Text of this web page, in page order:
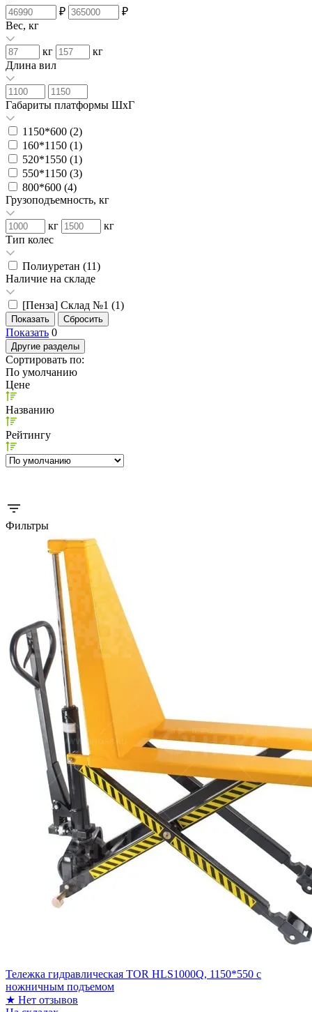
₽
₽
Вес, кг
кг
кг
Длина вил
Габариты платформы ШxГ
1150*600 (2)
160*1150 (1)
520*1550 (1)
550*1150 (3)
800*600 (4)
Грузоподъемность, кг
кг
кг
Тип колес
Полиуретан (11)
Наличие на складе
[Пенза] Склад №1 (1)
Показать 0
Другие разделы
Сортировать по:
По умолчанию
Цене
Названию
Рейтингу
Фильтры
Тележка гидравлическая TOR HLS1000Q, 1150*550 c
ножничным подъемом
★ Нет отзывов